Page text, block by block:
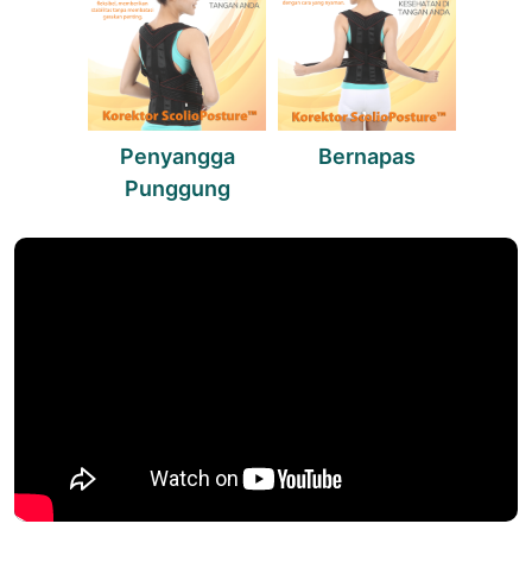
Penyangga
Punggung
Bernapas